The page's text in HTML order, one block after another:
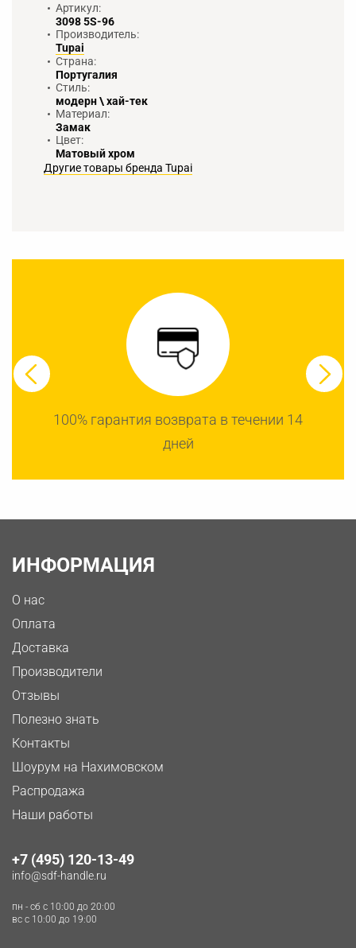
Артикул:
3098 5S-96
Производитель:
Tupai
Страна:
Португалия
Стиль:
модерн \ хай-тек
Материал:
Замак
Цвет:
Матовый хром
Другие товары бренда Tupai
100% гарантия возврата в течении 14
дней
ИНФОРМАЦИЯ
О нас
Оплата
Доставка
Производители
Отзывы
Полезно знать
Контакты
Шоурум на Нахимовском
Распродажа
Наши работы
+7 (495) 120-13-49
info@sdf-handle.ru
пн - сб c 10:00 до 20:00
вс c 10:00 до 19:00